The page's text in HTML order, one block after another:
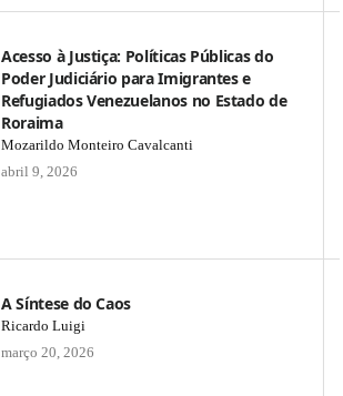
Acesso à Justiça: Políticas Públicas do
Poder Judiciário para Imigrantes e
Refugiados Venezuelanos no Estado de
Roraima
Mozarildo Monteiro Cavalcanti
abril 9, 2026
A Síntese do Caos
Ricardo Luigi
março 20, 2026